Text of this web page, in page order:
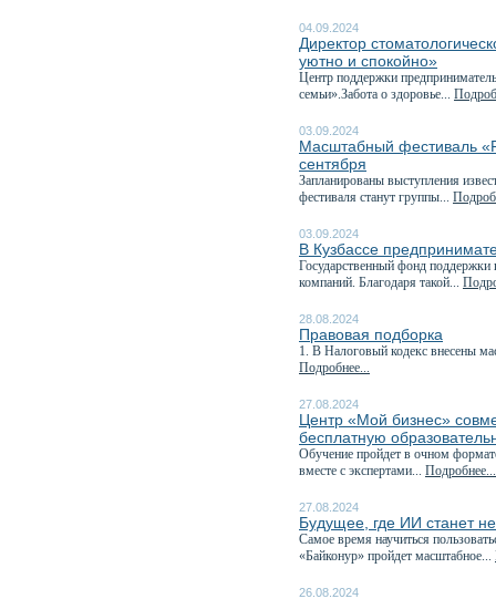
04.09.2024
Директор
уютно и спокойно»
Центр поддержки
семьи».Забота о здоровье...
03.09.2024
Масштабный фестиваль
сентября
Запланированы выступления
фестиваля станут группы...
03.09.2024
В Кузбассе
Государственный фонд поддержки
компаний. Благодаря такой...
28.08.2024
Правовая подборка
1. В Налоговый кодекс внесены
Подробнее...
27.08.2024
Центр «Мой бизнес»
бесплатную
Обучение пройдет в очном
вместе с экспертами... Подробнее...
27.08.2024
Будущее, где ИИ станет
Самое время научиться
«Байконур» пройдет масштабное...
26.08.2024